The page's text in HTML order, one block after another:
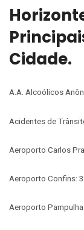
Cidade.
A.A. Alcoólicos
Acidentes de
Aeroporto Carlos
Aeroporto Confins:
Aeroporto